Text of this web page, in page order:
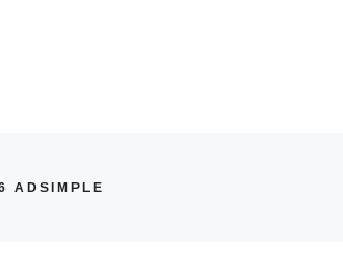
ADSIMPLE